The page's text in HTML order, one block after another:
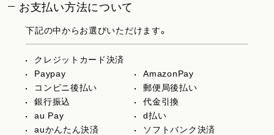
お支払い方法について
下記の中からお選びいただけます。
クレジットカード決済
Paypay
AmazonPay
コンビニ後払い
郵便局後払い
銀行振込
代金引換
au Pay
d払い
auかんたん決済
ソフトバンク決済